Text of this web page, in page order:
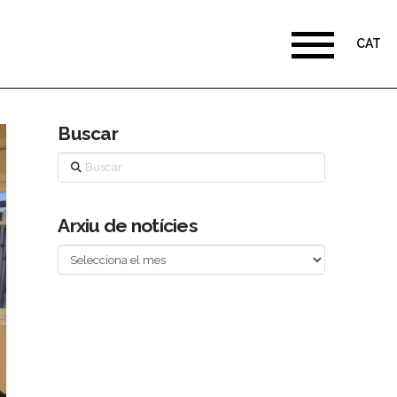
CAT
Buscar
Buscar
Arxiu de notícies
Arxiu
de